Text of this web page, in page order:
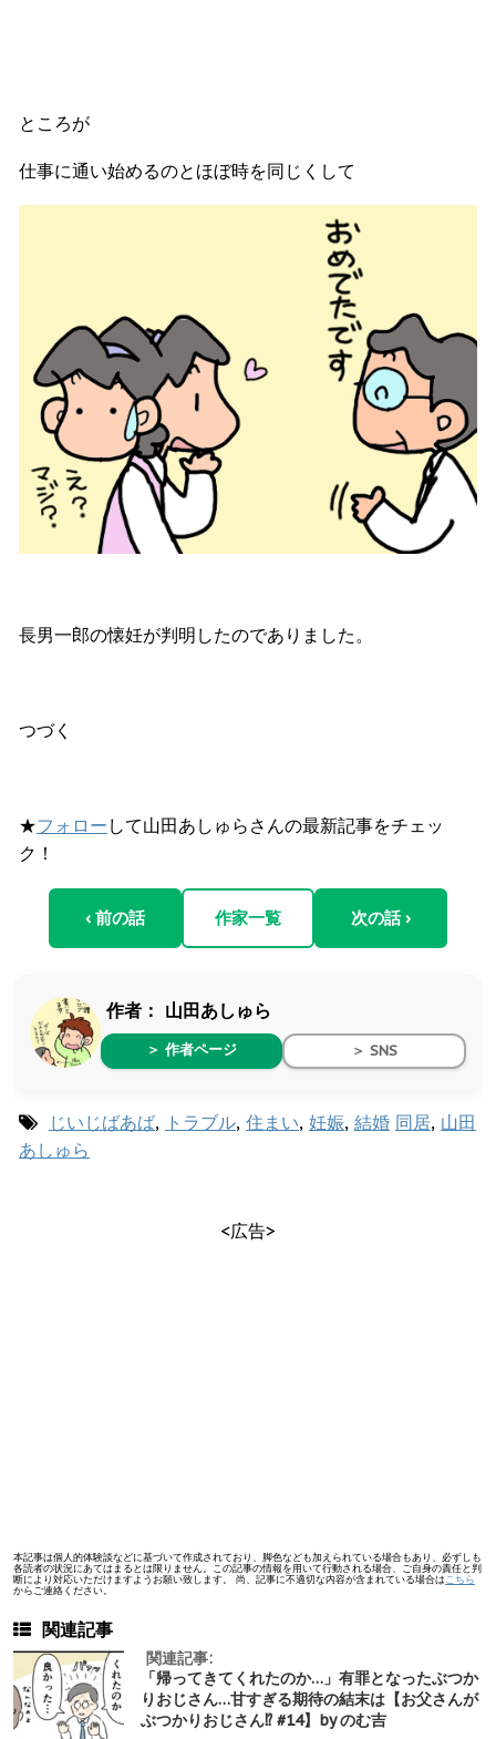
ところが
仕事に通い始めるのとほぼ時を同じくして
長男一郎の懐妊が判明したのでありました。
つづく
★フォロー して山田あしゅらさんの最新記事をチェッ
ク！
‹ 前の話 作家一覧 次の話 ›
作者： 山田あしゅら
＞ 作者ページ ＞ SNS
じいじばあば, トラブル, 住まい, 妊娠, 結婚 同居, 山田
あしゅら
<広告>
本記事は個人的体験談などに基づいて作成されており、脚色なども加えられている場合もあり、必ずしも
各読者の状況にあてはまるとは限りません。この記事の情報を用いて行動される場合、ご自身の責任と判
断により対応いただけますようお願い致します。 尚、記事に不適切な内容が含まれている場合は こちら
からご連絡ください。
関連記事
関連記事:
「帰ってきてくれたのか…」有罪となったぶつか
りおじさん…甘すぎる期待の結末は【お父さんが
ぶつかりおじさん⁉︎ #14】by のむ吉